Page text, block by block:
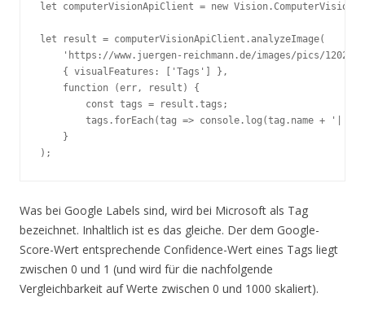
let computerVisionApiClient = new
let result = computerVisionApiClient.analyzeImage(
'https://www.juergen-reichmann.de/images/pics/
    { visualFeatures: ['Tags'] },
    function (err, result) {
        const tags = result.tags;
tags.forEach(tag => console.log(tag.name + '|'
    }
Was bei Google Labels sind, wird bei Microsoft als Tag
bezeichnet. Inhaltlich ist es das gleiche. Der dem Google-
Score-Wert entsprechende Confidence-Wert eines Tags liegt
zwischen 0 und 1 (und wird für die nachfolgende
Vergleichbarkeit auf Werte zwischen 0 und 1000 skaliert).